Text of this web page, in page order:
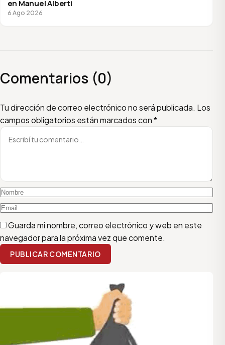
en Manuel Alberti
6 Ago 2026
Comentarios (0)
Tu dirección de correo electrónico no será publicada. Los
campos obligatorios están marcados con*
Escribí tu comentario
Nombre
Email
Guarda mi nombre, correo electrónico y web en este
navegador para la próxima vez que comente.
PUBLICAR COMENTARIO